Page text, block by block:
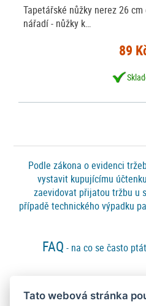
Tapetářské nůžky nerez 26
nářadí - nůžky k…
89
Podle zákona o evidenci
vystavit kupujícímu
zaevidovat přijatou tržbu u
případě technického výpadku
FAQ - na co se často
Tato webová stránka